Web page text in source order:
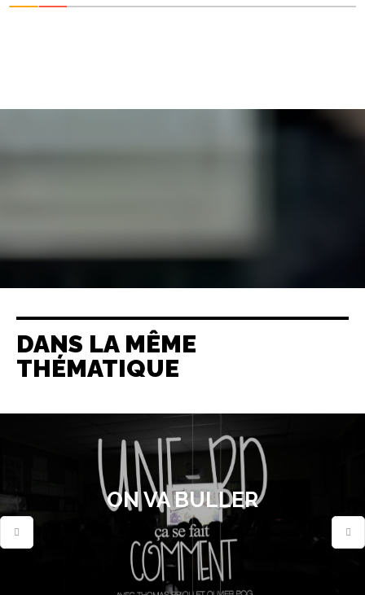
DANS LA MÊME
THÉMATIQUE
ON VA BULLER